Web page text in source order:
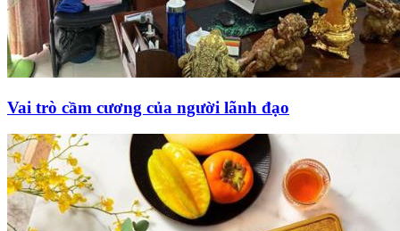
Vai trò cầm cương của người lãnh đạo